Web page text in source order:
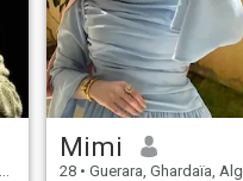
Mimi
28 • Guerara, Ghardaïa, Algerien